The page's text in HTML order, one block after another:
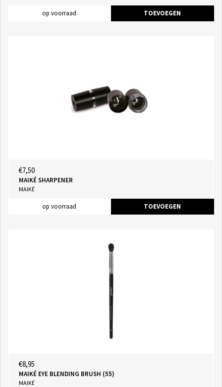
op voorraad TOEVOEGEN
€7,50
MAIKÉ SHARPENER
MAIKÉ
op voorraad TOEVOEGEN
€8,95
MAIKÉ EYE BLENDING BRUSH (55)
MAIKÉ